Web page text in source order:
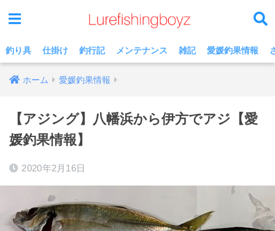
釣り具 仕掛け 釣行記 メンテナンス 雑記 愛媛釣果情報
ホーム 愛媛釣果情報
【アジング】八幡浜から伊方でアジ【愛
媛釣果情報】
2020年2月16日